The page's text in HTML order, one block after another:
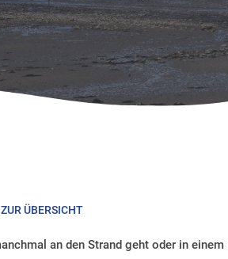
ÜBERSICHT
an den Strand geht oder in